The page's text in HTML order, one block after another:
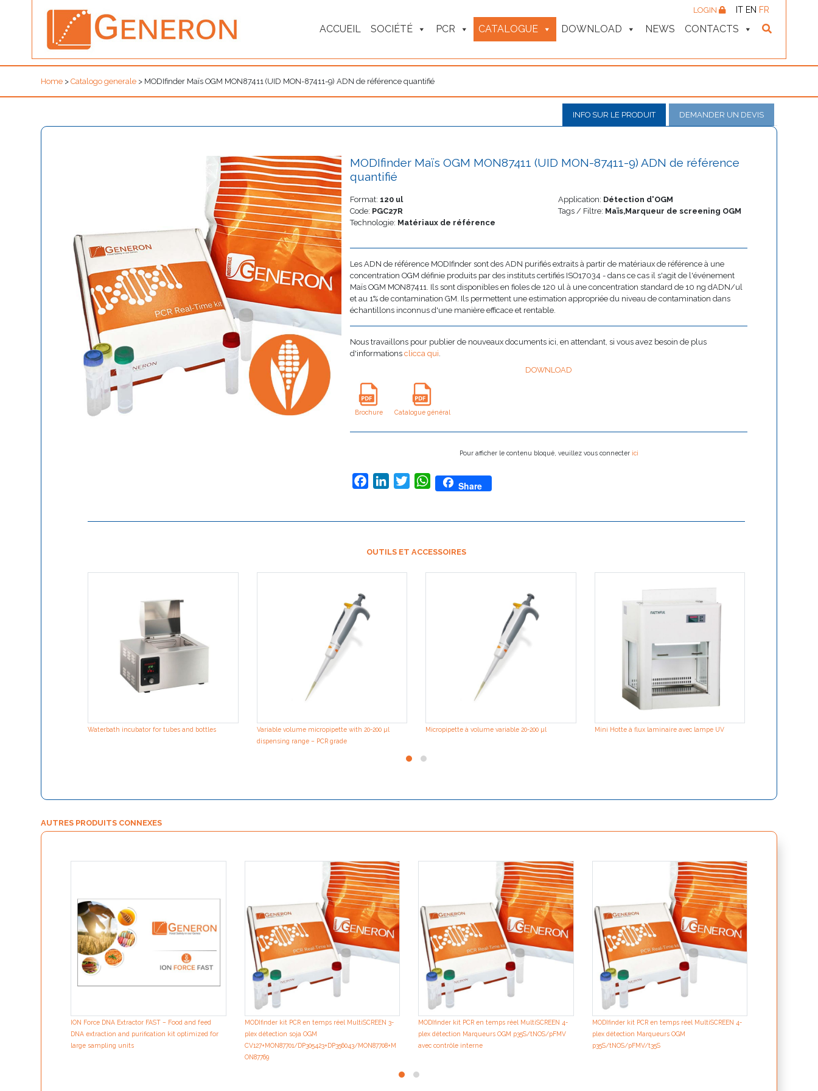
ACCUEIL SOCIÉTÉ PCR CATALOGUE DOWNLOAD NEWS CONTACTS
LOGIN IT EN FR
Home > Catalogo generale > MODIfinder Maïs OGM MON87411 (UID MON-87411-9) ADN de référence quantifié
INFO SUR LE PRODUIT DEMANDER UN DEVIS
MODIfinder Maïs OGM MON87411 (UID MON-87411-9) ADN de référence
quantifié
Format: 120 ul
Code: PGC27R
Technologie: Matériaux de référence
Application: Détection d'OGM
Tags / Filtre: Maïs,Marqueur de screening OGM
Les ADN de référence MODIfinder sont des ADN purifiés extraits à partir de matériaux de référence à une
concentration OGM définie produits par des instituts certifiés ISO17034 - dans ce cas il s'agit de l'événement
Maïs OGM MON87411. Ils sont disponibles en fioles de 120 ul à une concentration standard de 10 ng dADN/ul
et au 1% de contamination GM. Ils permettent une estimation appropriée du niveau de contamination dans
échantillons inconnus d'une manière efficace et rentable.
Nous travaillons pour publier de nouveaux documents ici, en attendant, si vous avez besoin de plus
d'informationsclicca qui.
DOWNLOAD
Brochure Catalogue général
Pour afficher le contenu bloqué, veuillez vous connecter ici
FacebookLinkedInTwitterWhatsApp
Share
OUTILS ET ACCESSOIRES
Waterbath incubator for tubes and bottles
Variable volume micropipette with 20-200 µl
dispensing range – PCR grade
Micropipette à volume variable 20-200 µl Mini Hotte à flux laminaire avec lampe UV
AUTRES PRODUITS CONNEXES
ION Force DNA Extractor FAST – Food and feed
DNA extraction and purification kit optimized for
large sampling units
MODIfinder kit PCR en temps réel MultiSCREEN 3-
plex détection soja OGM
CV127+MON87701/DP305423+DP356043/MON87708+M
ON87769
MODIfinder kit PCR en temps réel MultiSCREEN 4-
plex détection Marqueurs OGM p35S/tNOS/pFMV
avec contrôle interne
MODIfinder kit PCR en temps réel MultiSCREEN 4-
plex détection Marqueurs OGM
p35S/tNOS/pFMV/t35S